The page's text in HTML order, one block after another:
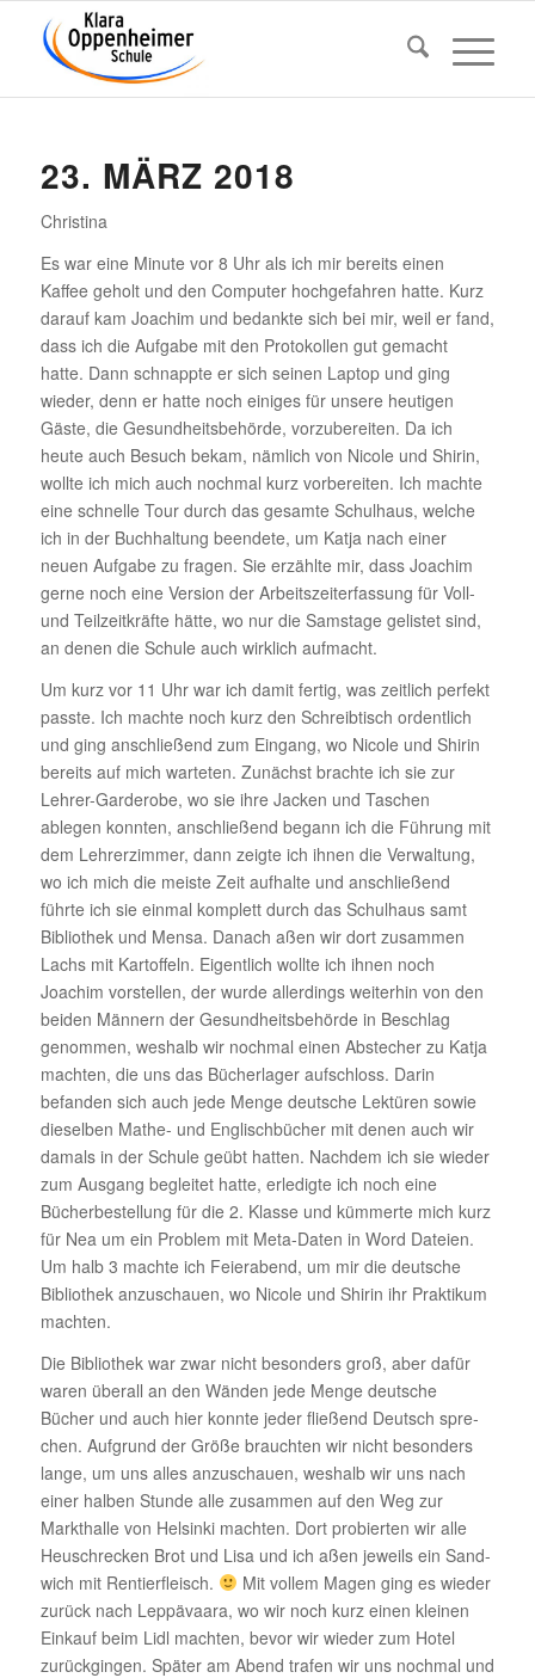
23. MÄRZ 2018
Chris­tina
Es war eine Minute vor 8 Uhr als ich mir bereits einen
Kaffee geholt und den Computer hoch­ge­fahren hatte. Kurz
darauf kam Joachim und bedankte sich bei mir, weil er fand,
dass ich die Aufgabe mit den Proto­kollen gut gemacht
hatte. Dann schnappte er sich seinen Laptop und ging
wieder, denn er hatte noch einiges für unsere heutigen
Gäste, die Gesund­heits­be­hörde, vorzu­be­reiten. Da ich
heute auch Besuch bekam, nämlich von Nicole und Shirin,
wollte ich mich auch nochmal kurz vorbe­reiten. Ich machte
eine schnelle Tour durch das gesamte Schul­haus, welche
ich in der Buch­hal­tung been­dete, um Katja nach einer
neuen Aufgabe zu fragen. Sie erzählte mir, dass Joachim
gerne noch eine Version der Arbeits­zeit­er­fas­sung für Voll-
und Teil­zeit­kräfte hätte, wo nur die Sams­tage gelistet sind,
an denen die Schule auch wirk­lich aufmacht.
Um kurz vor 11 Uhr war ich damit fertig, was zeit­lich perfekt
passte. Ich machte noch kurz den Schreib­tisch ordent­lich
und ging anschlie­ßend zum Eingang, wo Nicole und Shirin
bereits auf mich warteten. Zunächst brachte ich sie zur
Lehrer-Garde­robe, wo sie ihre Jacken und Taschen
ablegen konnten, anschlie­ßend begann ich die Führung mit
dem Lehrer­zimmer, dann zeigte ich ihnen die Verwal­tung,
wo ich mich die meiste Zeit aufhalte und anschlie­ßend
führte ich sie einmal komplett durch das Schul­haus samt
Biblio­thek und Mensa. Danach aßen wir dort zusammen
Lachs mit Kartof­feln. Eigent­lich wollte ich ihnen noch
Joachim vorstellen, der wurde aller­dings weiterhin von den
beiden Männern der Gesund­heits­be­hörde in Beschlag
genommen, weshalb wir nochmal einen Abste­cher zu Katja
machten, die uns das Bücher­lager aufschloss. Darin
befanden sich auch jede Menge deut­sche Lektüren sowie
dieselben Mathe- und Englisch­bü­cher mit denen auch wir
damals in der Schule geübt hatten. Nachdem ich sie wieder
zum Ausgang begleitet hatte, erle­digte ich noch eine
Bücher­be­stel­lung für die 2. Klasse und kümmerte mich kurz
für Nea um ein Problem mit Meta-Daten in Word Dateien.
Um halb 3 machte ich Feier­abend, um mir die deut­sche
Biblio­thek anzu­schauen, wo Nicole und Shirin ihr Prak­tikum
machten.
Die Biblio­thek war zwar nicht beson­ders groß, aber dafür
waren überall an den Wänden jede Menge deut­sche
Bücher und auch hier konnte jeder flie­ßend Deutsch spre­
chen. Aufgrund der Größe brauchten wir nicht beson­ders
lange, um uns alles anzu­schauen, weshalb wir uns nach
einer halben Stunde alle zusammen auf den Weg zur
Markt­halle von Helsinki machten. Dort probierten wir alle
Heuschre­cken Brot und Lisa und ich aßen jeweils ein Sand­
wich mit Rentier­fleisch.
Mit vollem Magen ging es wieder
zurück nach Leppä­vaara, wo wir noch kurz einen kleinen
Einkauf beim Lidl machten, bevor wir wieder zum Hotel
zurück­gingen. Später am Abend trafen wir uns nochmal und